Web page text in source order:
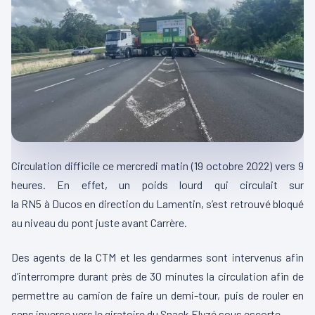
Circulation difficile ce mercredi matin(19 octobre 2022) vers 9
heures. En effet, un poids lourd qui circulait sur
la RN5 à Ducos en direction du Lamentin, s’est retrouvé bloqué
au niveau du pont juste avant Carrère.
Des agents de laCTM et les gendarmes sont intervenus afin
d’interrompre durant près de 30 minutes la circulation afin de
permettre au camion de faire un demi-tour, puis de rouler en